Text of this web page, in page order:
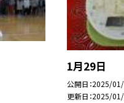
1月29日
公開日 2025/
更新日 2025/